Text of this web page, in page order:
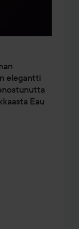
elegantti
Eau